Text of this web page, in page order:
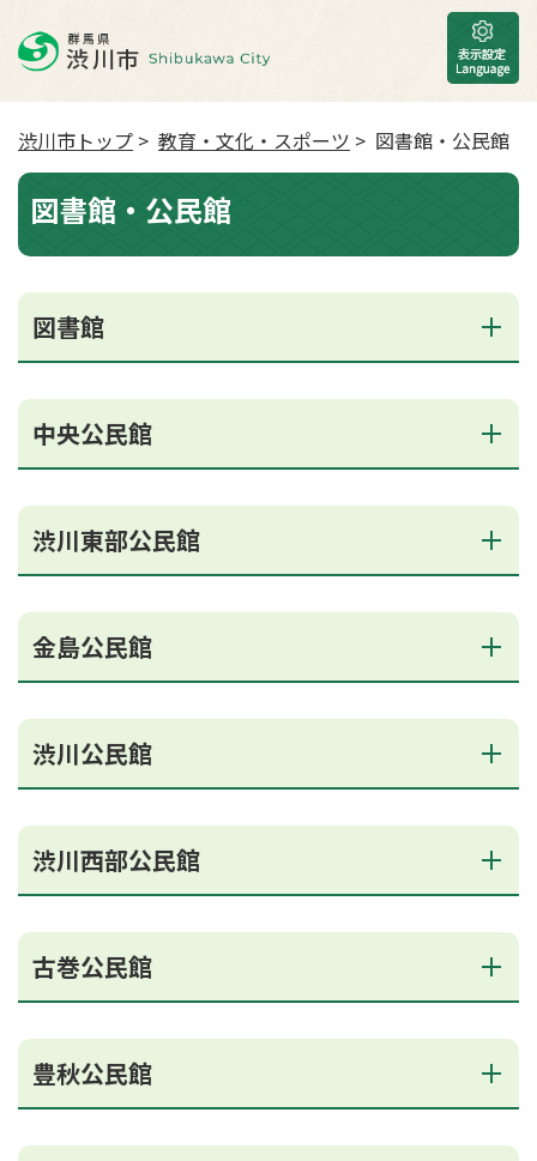
渋川市トップ > 教育・文化・スポーツ > 図書館・公民館
図書館・公民館
図書館
中央公民館
渋川東部公民館
金島公民館
渋川公民館
渋川西部公民館
古巻公民館
豊秋公民館